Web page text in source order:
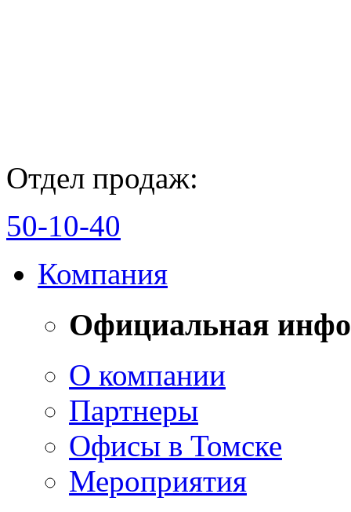
Отдел продаж:
50-10-40
Компания
Официальная
О компании
Партнеры
Офисы в Томске
Мероприятия